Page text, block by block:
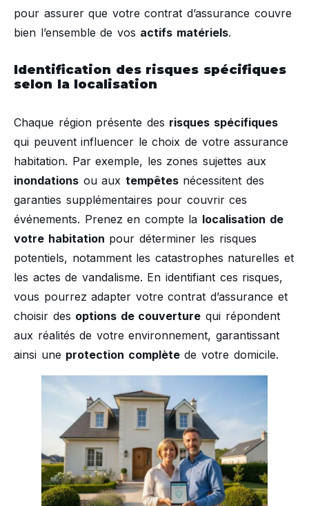
pour assurer que votre contrat d’assurance couvre
bien l’ensemble de vos actifs matériels.
Identification des risques spécifiques
selon la localisation
Chaque région présente des risques spécifiques
qui peuvent influencer le choix de votre assurance
habitation. Par exemple, les zones sujettes aux
inondations ou aux tempêtesnécessitent des
garanties supplémentaires pour couvrir ces
événements. Prenez en compte la localisation de
votre habitation pour déterminer les risques
potentiels, notamment les catastrophes naturelles et
les actes de vandalisme. En identifiant ces risques,
vous pourrez adapter votre contrat d’assurance et
choisir des options de couverture qui répondent
aux réalités de votre environnement, garantissant
ainsi une protection complètede votre domicile.